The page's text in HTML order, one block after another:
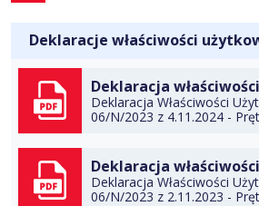
Deklaracje właściwości
POBIERZ
Deklaracja
Deklaracja Właściwości
06/N/2023 z 4.11.2024 -
Deklaracja
Deklaracja Właściwości
06/N/2023 z 2.11.2023 -